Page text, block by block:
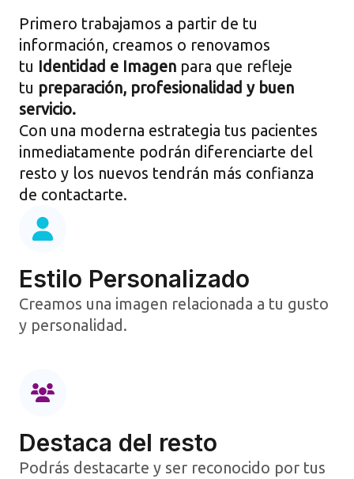
Primero trabajamos a partir de tu
información, creamos o renovamos
tu Identidad e Imagen para que refleje
tu preparación, profesionalidad y buen
servicio.
Con una moderna estrategia tus pacientes
inmediatamente podrán diferenciarte del
resto y los nuevos tendrán más confianza
de contactarte.
Estilo Personalizado
Creamos una imagen relacionada a tu gusto
y personalidad.​
Destaca del resto​
Podrás destacarte y ser reconocido por tus